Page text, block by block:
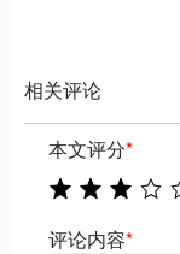
相关评论
本文评分*
评论内容*